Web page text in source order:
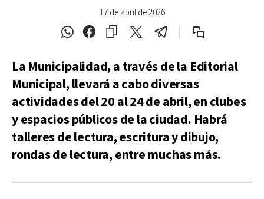
17 de abril de 2026
La Municipalidad, a través de la Editorial
Municipal, llevará a cabo diversas
actividades del 20 al 24 de abril, en clubes
y espacios públicos de la ciudad. Habrá
talleres de lectura, escritura y dibujo,
rondas de lectura, entre muchas más.